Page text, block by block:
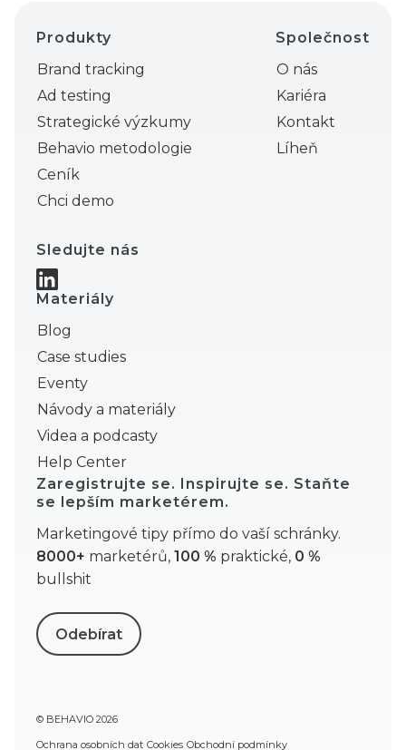
Produkty
Brand tracking
Ad testing
Strategické výzkumy
Behavio metodologie
Ceník
Chci demo
Sledujte nás
Společnost
O nás
Kariéra
Kontakt
Líheň
Materiály
Blog
Case studies
Eventy
Návody a materiály
Videa a podcasty
Help Center
Zaregistrujte se. Inspirujte se. Staňte
se lepším marketérem.
Marketingové tipy přímo do vaší schránky.
8000+ marketérů, 100 % praktické, 0 %
bullshit
Odebírat
© BEHAVIO 2026
Ochrana osobních dat Cookies Obchodní podmínky